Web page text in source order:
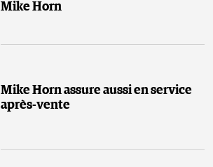
Mike Horn
Mike Horn assure aussi en service
après-vente